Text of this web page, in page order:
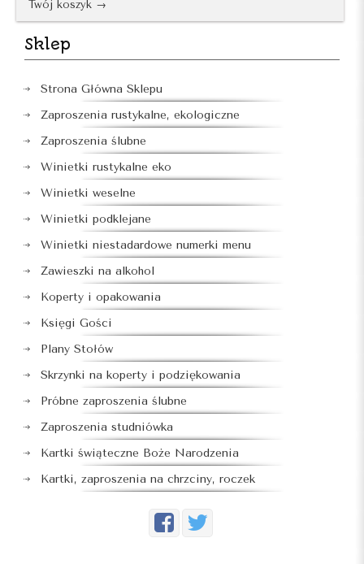
Twój koszyk →
Sklep
Strona Główna Sklepu
Zaproszenia rustykalne, ekologiczne
Zaproszenia ślubne
Winietki rustykalne eko
Winietki weselne
Winietki podklejane
Winietki niestadardowe numerki menu
Zawieszki na alkohol
Koperty i opakowania
Księgi Gości
Plany Stołów
Skrzynki na koperty i podziękowania
Próbne zaproszenia ślubne
Zaproszenia studniówka
Kartki świąteczne Boże Narodzenia
Kartki, zaproszenia na chrzciny, roczek